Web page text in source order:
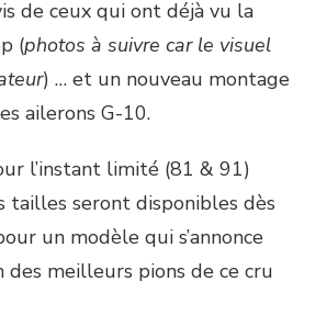
de ceux qui ont déjà vu la
(photos à suivre car le visuel
) … et un nouveau montage
ailerons G-10.
l’instant limité (81 & 91)
tailles seront disponibles dès
un modèle qui s’annonce
des meilleurs pions de ce cru